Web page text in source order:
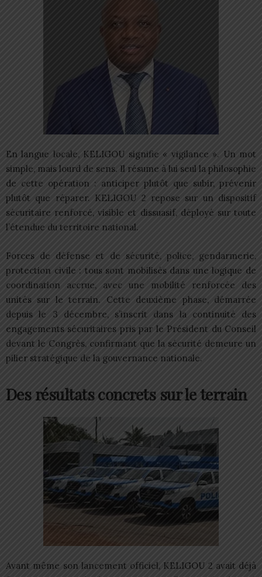
En langue locale, KELIGOU signifie « vigilance ». Un mot
simple, mais lourd de sens. Il résume à lui seul la philosophie
de cette opération : anticiper plutôt que subir, prévenir
plutôt que réparer. KELIGOU 2 repose sur un dispositif
sécuritaire renforcé, visible et dissuasif, déployé sur toute
l’étendue du territoire national.
Forces de défense et de sécurité, police, gendarmerie,
protection civile : tous sont mobilisés dans une logique de
coordination accrue, avec une mobilité renforcée des
unités sur le terrain. Cette deuxième phase, démarrée
depuis le 3 décembre, s’inscrit dans la continuité des
engagements sécuritaires pris par le Président du Conseil
devant le Congrès, confirmant que la sécurité demeure un
pilier stratégique de la gouvernance nationale.
Des résultats concrets sur le terrain
Avant même son lancement officiel, KELIGOU 2 avait déjà